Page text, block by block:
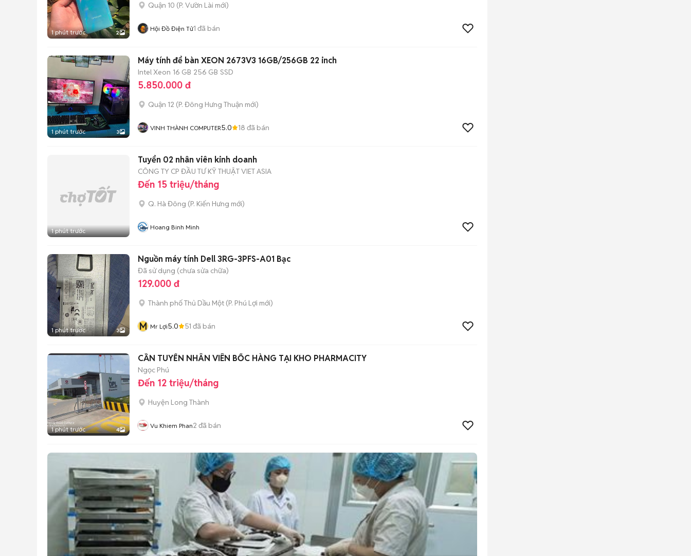
1 phút trước 2
Quận 10 (P. Vườn Lài mới)
Hội Đồ Điện Tử1 đã bán
1 phút trước 3
Máy tính để bàn XEON 2673V3 16GB/256GB 22 inch
Intel Xeon 16 GB 256 GB SSD
5.850.000 đ
Quận 12 (P. Đông Hưng Thuận mới)
VINH THÀNH COMPUTER5.0 18 đã bán
1 phút trước
Tuyển 02 nhân viên kinh doanh
CÔNG TY CP ĐẦU TƯ KỸ THUẬT VIET ASIA
Đến 15 triệu/tháng
Q. Hà Đông (P. Kiến Hưng mới)
Hoang Binh Minh
1 phút trước 3
Nguồn máy tính Dell 3RG-3PFS-A01 Bạc
Đã sử dụng (chưa sửa chữa)
129.000 đ
Thành phố Thủ Dầu Một (P. Phú Lợi mới)
M Mr Lợi5.0 51 đã bán
1 phút trước 4
CẦN TUYỂN NHÂN VIÊN BỐC HÀNG TẠI KHO PHARMACITY
Ngọc Phú
Đến 12 triệu/tháng
Huyện Long Thành
Vu Khiem Phan2 đã bán